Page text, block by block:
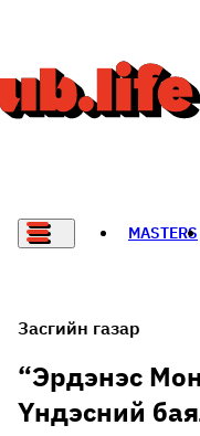
MASTERS
THE
Засгийн газар
“Эрдэнэс
Үндэсний